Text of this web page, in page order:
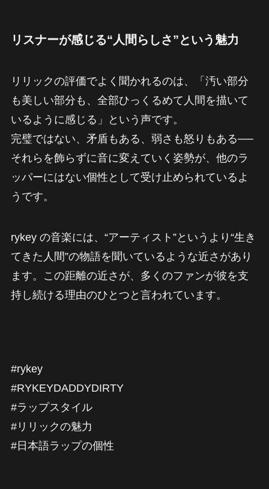
リスナーが感じる“人間らしさ”という魅力
リリックの評価でよく聞かれるのは、「汚い部分
も美しい部分も、全部ひっくるめて人間を描いて
いるように感じる」という声です。
完璧ではない、矛盾もある、弱さも怒りもある──
それらを飾らずに音に変えていく姿勢が、他のラ
ッパーにはない個性として受け止められているよ
うです。
rykey の音楽には、“アーティスト”というより“生き
てきた人間”の物語を聞いているような近さがあり
ます。この距離の近さが、多くのファンが彼を支
持し続ける理由のひとつと言われています。
#rykey
#RYKEYDADDYDIRTY
#ラップスタイル
#リリックの魅力
#日本語ラップの個性